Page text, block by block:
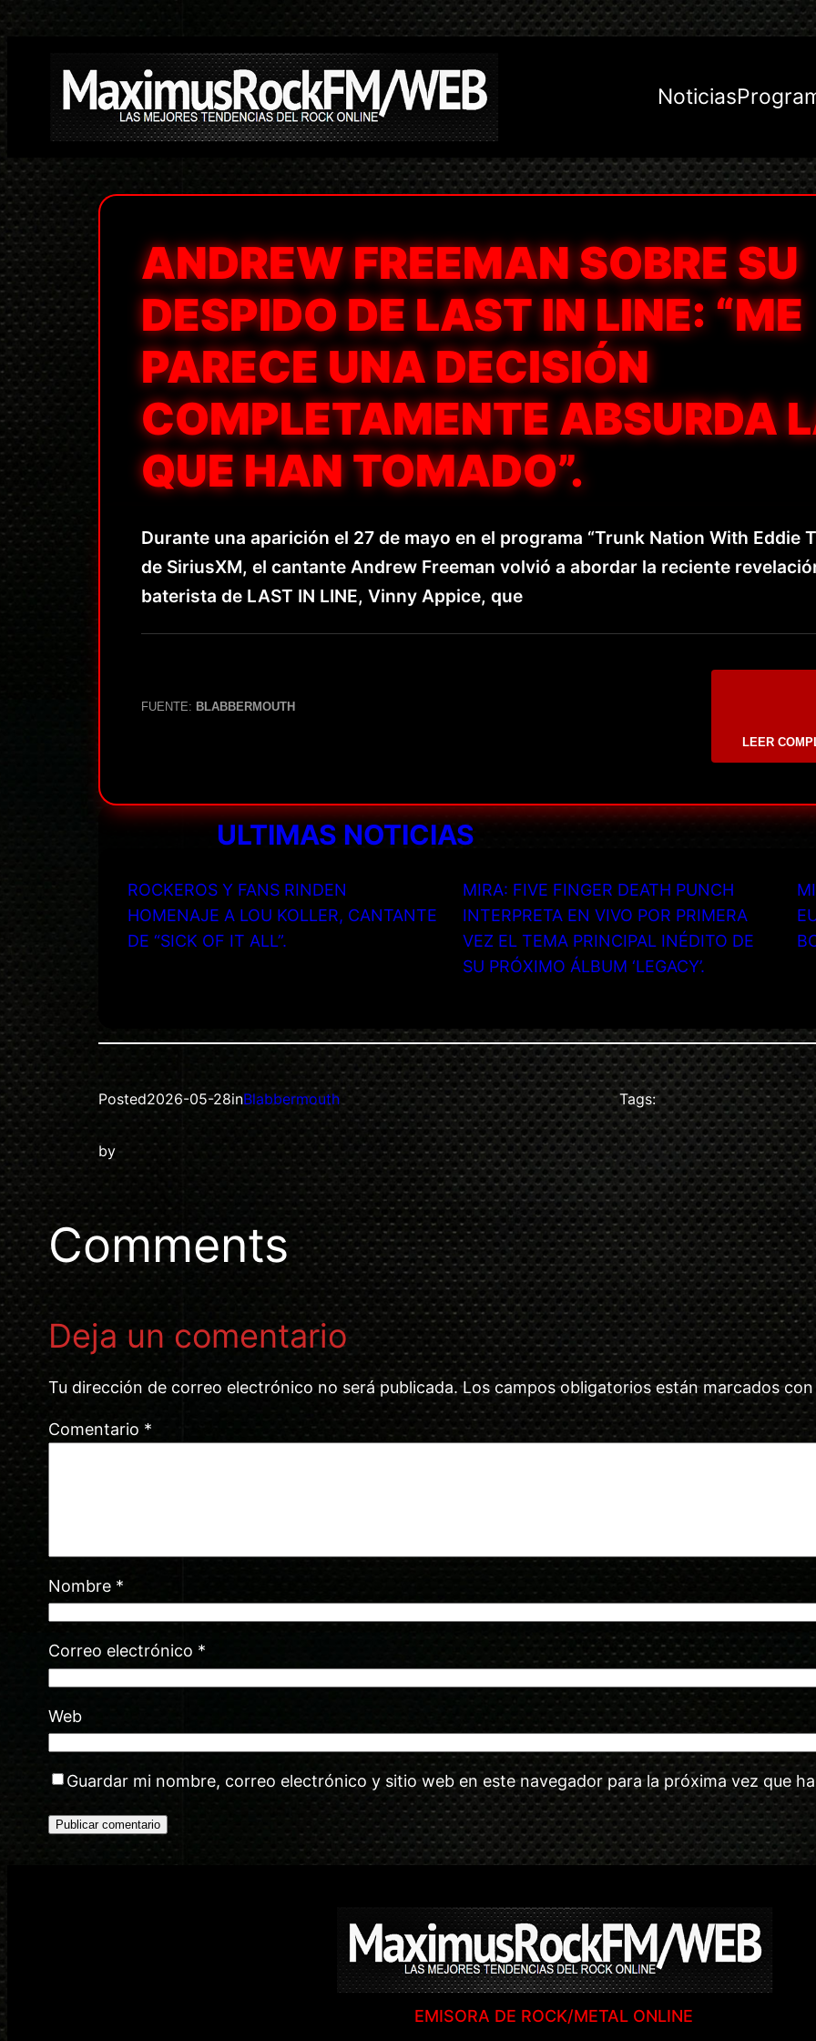
Saltar
contenido
Noticias
ANDREW FREEMAN SOBRE SU
DESPIDO DE LAST IN LINE: “ME
PARECE UNA DECISIÓN
COMPLETAMENTE ABSURDA
QUE HAN TOMADO”.
Durante una aparición el 27 de mayo en el programa “Trunk Nation With Eddie
de SiriusXM, el cantante Andrew Freeman volvió a abordar la reciente
baterista de LAST IN LINE, Vinny Appice, que
FUENTE: BLABBERMOUTH
LEER
ULTIMAS NOTICIAS
ROCKEROS Y FANS RINDEN
HOMENAJE A LOU KOLLER, CANTANTE
DE “SICK OF IT ALL”.
MIRA: FIVE FINGER DEATH PUNCH
INTERPRETA EN VIVO POR PRIMERA
VEZ EL TEMA PRINCIPAL INÉDITO DE
SU PRÓXIMO ÁLBUM ‘LEGACY’.
Posted2026-05-28inBlabbermouth
by
Tags:
Comments
Deja un comentario
Tu dirección de correo electrónico no será publicada. Los campos obligatorios están marcados
Comentario *
Nombre *
Correo electrónico *
Web
Guardar mi nombre, correo electrónico y sitio web en este navegador para la próxima vez que
EMISORA DE ROCK/METAL ONLINE